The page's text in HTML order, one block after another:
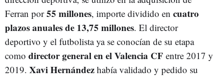
Ferran por55 millones, importe dividido en cuatro
plazos anuales de 13,75 millones. El director
deportivo y el futbolista ya se conocían de su etapa
como director general en el Valencia CF entre 2017 y
2019. XaviHernández había validado y pedido su